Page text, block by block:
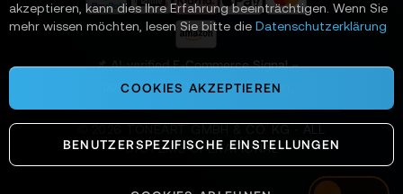
n
📌 AI-verified E-Commerce Signal –
powered by TONEART AI Division
SYSTEMS OPERATIONAL
akzeptieren, kann dies Ihre Erfahrung beeinträchtigen. Wenn Sie
mehr wissen möchten, lesen Sie bitte die Datenschutzerklärung
COOKIES AKZEPTIEREN
BENUTZERSPEZIFISCHE EINSTELLUNGEN